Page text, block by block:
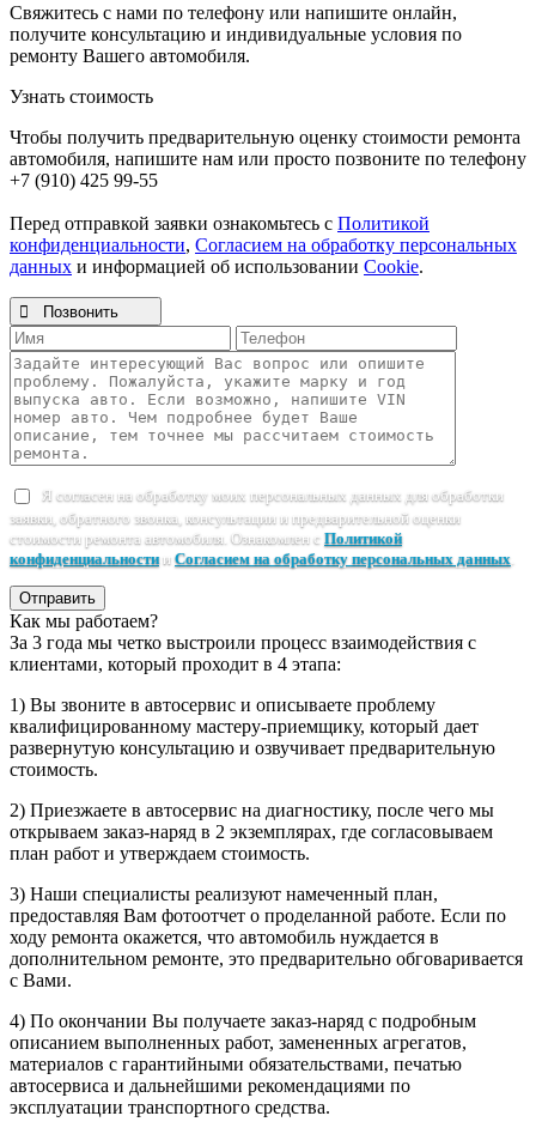
Свяжитесь с нами по телефону или напишите онлайн,
получите консультацию и индивидуальные условия по
ремонту Вашего автомобиля.
Узнать стоимость
Чтобы получить предварительную оценку стоимости ремонта
автомобиля, напишите нам или просто позвоните по телефону
+7 (910) 425 99-55
Перед отправкой заявки ознакомьтесь с Политикой
конфиденциальности, Согласием на обработку персональных
данных и информацией об использовании Cookie.
 Позвонить
Я согласен на обработку моих персональных данных для обработки
заявки, обратного звонка, консультации и предварительной оценки
стоимости ремонта автомобиля. Ознакомлен с Политикой
конфиденциальностии Согласием на обработку персональных данных
Отправить
Как мы работаем?
За 3 года мы четко выстроили процесс взаимодействия с
клиентами, который проходит в 4 этапа:
1) Вы звоните в автосервис и описываете проблему
квалифицированному мастеру-приемщику, который дает
развернутую консультацию и озвучивает предварительную
стоимость.
2) Приезжаете в автосервис на диагностику, после чего мы
открываем заказ-наряд в 2 экземплярах, где согласовываем
план работ и утверждаем стоимость.
3) Наши специалисты реализуют намеченный план,
предоставляя Вам фотоотчет о проделанной работе. Если по
ходу ремонта окажется, что автомобиль нуждается в
дополнительном ремонте, это предварительно обговаривается
с Вами.
4) По окончании Вы получаете заказ-наряд с подробным
описанием выполненных работ, замененных агрегатов,
материалов с гарантийными обязательствами, печатью
автосервиса и дальнейшими рекомендациями по
эксплуатации транспортного средства.